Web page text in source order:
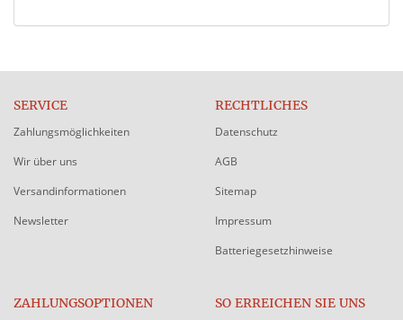
SERVICE
Zahlungsmöglichkeiten
Wir über uns
Versandinformationen
Newsletter
RECHTLICHES
Datenschutz
AGB
Sitemap
Impressum
Batteriegesetzhinweise
ZAHLUNGSOPTIONEN SO ERREICHEN SIE UNS